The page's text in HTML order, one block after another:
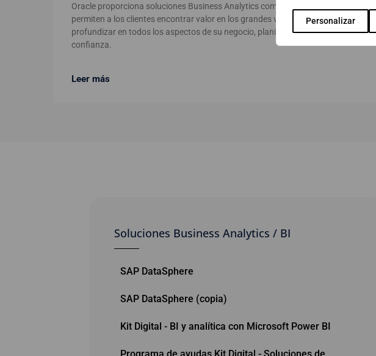
Personalizar
Oracle proporciona soluciones Business Analytics completas e integradas que
permiten a los clientes encontrar valor en los grandes volúmenes de datos,
profundizar en todos los aspectos de su negocio, planificar el futuro y actuar con
confianza.
Leer más
Soluciones Business Analytics / BI
SAP DataSphere
SAP DataSphere (copia)
Kit Digital - BI y analítica con Microsoft Power BI